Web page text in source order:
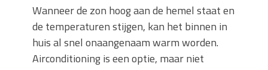
kopen
Verbouwen? Sla je inboedel tijdelijk op!
Waar let je op bij het kiezen van een
dakdekkersbedrijf?
Wanneer de zon hoog aan de hemel staat en
de temperaturen stijgen, kan het binnen in
huis al snel onaangenaam warm worden.
Airconditioning is een optie, maar niet